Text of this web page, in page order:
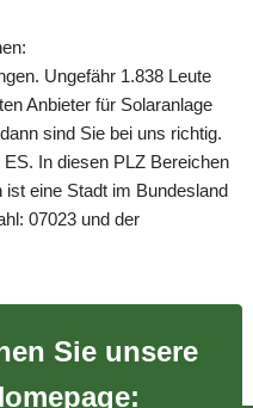
Ungefähr 1.838 Leute
Anbieter für Solaranlage
sind Sie bei uns richtig.
In diesen PLZ Bereichen
ist eine Stadt im Bundesland
07023 und der
Sie unsere